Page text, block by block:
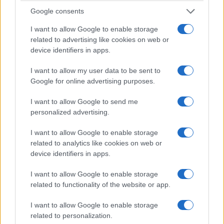
Google consents
I want to allow Google to enable storage
related to advertising like cookies on web or
device identifiers in apps.
I want to allow my user data to be sent to
Google for online advertising purposes.
I want to allow Google to send me
personalized advertising.
I want to allow Google to enable storage
related to analytics like cookies on web or
device identifiers in apps.
I want to allow Google to enable storage
related to functionality of the website or app.
I want to allow Google to enable storage
related to personalization.
Νοέμβριος στο Nova On Demand:
Αφιέρωμα στον Λεονάρντο Ντι
Κάπριο και Box Set των σειρών
«Hannibal» και «Condor»
Μία εξαιρετική επιλογή από τις καλύτερες ταινίες του